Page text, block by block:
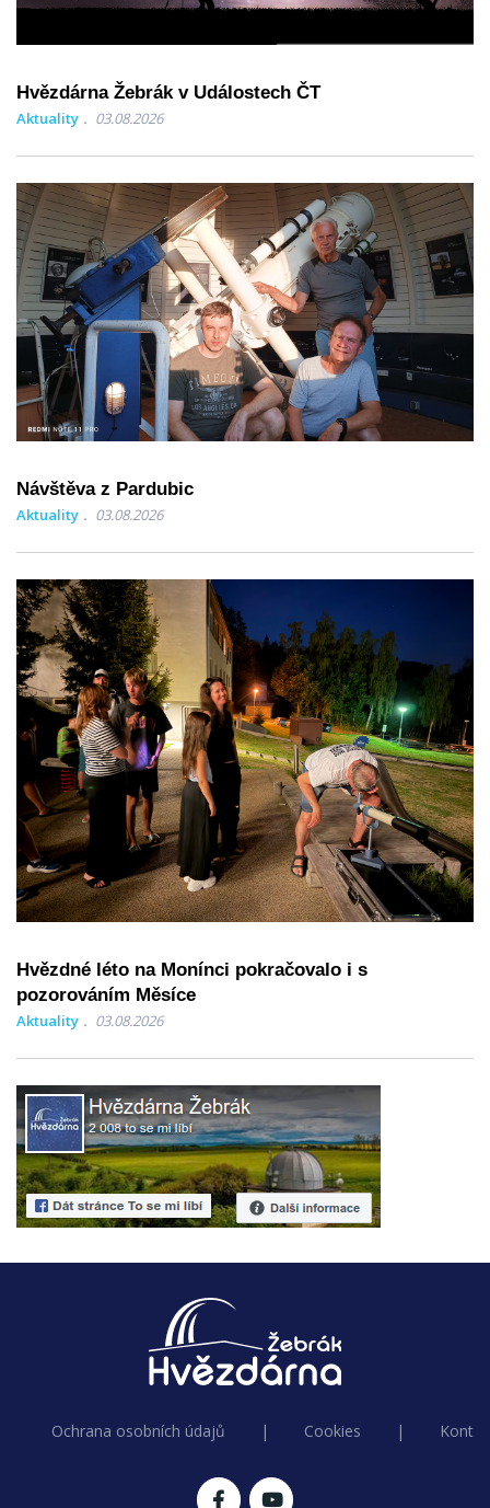
Hvězdárna Žebrák v Událostech ČT
Aktuality 03.08.2026
Návštěva z Pardubic
Aktuality 03.08.2026
Hvězdné léto na Monínci pokračovalo i s
pozorováním Měsíce
Aktuality 03.08.2026
Ochrana osobních údajů | Cookies |